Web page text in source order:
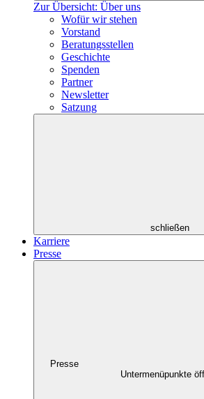
Zur Übersicht: Über uns
Wofür wir stehen
Vorstand
Beratungsstellen
Geschichte
Spenden
Partner
Newsletter
Satzung
schließen
Karriere
Presse
Presse
Untermenüpunkte